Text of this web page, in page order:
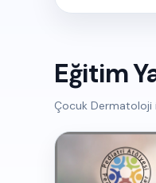
Eğitim
Çocuk Dermatoloji